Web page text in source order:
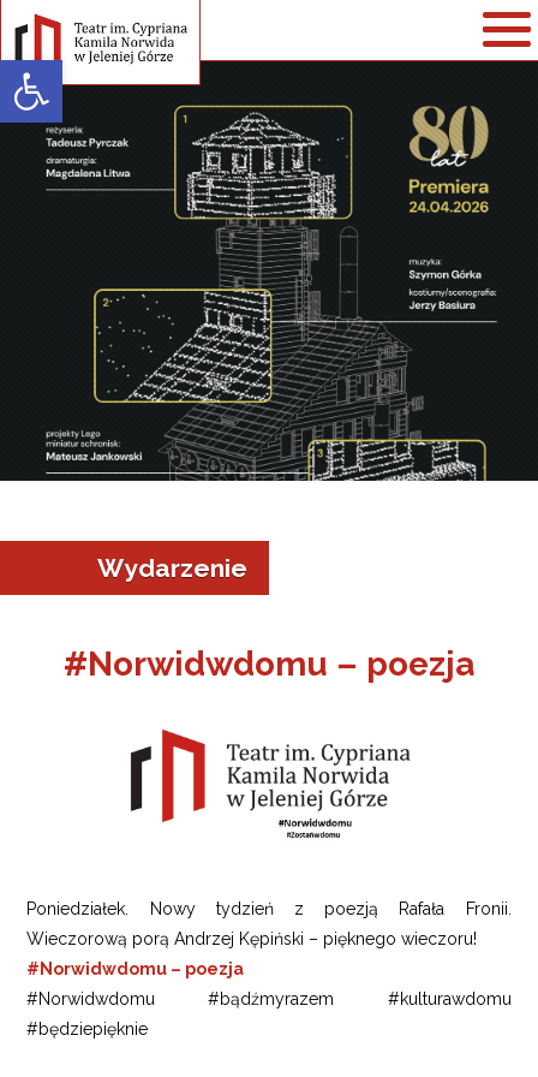
Open toolbar
Wydarzenie
#Norwidwdomu – poezja
Poniedziałek. Nowy tydzień z poezją Rafała Fronii.
Wieczorową porą Andrzej Kępiński – pięknego wieczoru!
#Norwidwdomu – poezja
#Norwidwdomu #bądźmyrazem #kulturawdomu
#będziepięknie